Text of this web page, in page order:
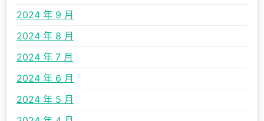
2024 年 9 月
2024 年 8 月
2024 年 7 月
2024 年 6 月
2024 年 5 月